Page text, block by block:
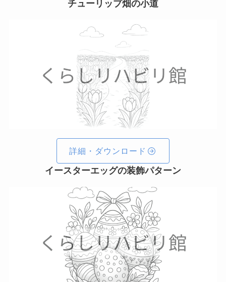
チューリップ畑の小道
詳細・ダウンロード
イースターエッグの装飾パターン